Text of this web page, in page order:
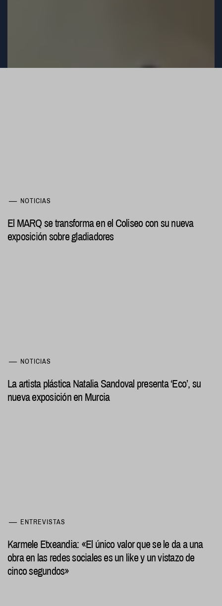
NOTICIAS
El MARQ se transforma en el Coliseo con su nueva
exposición sobre gladiadores
NOTICIAS
La artista plástica Natalia Sandoval presenta ‘Eco’, su
nueva exposición en Murcia
ENTREVISTAS
Karmele Etxeandia: «El único valor que se le da a una
obra en las redes sociales es un like y un vistazo de
cinco segundos»